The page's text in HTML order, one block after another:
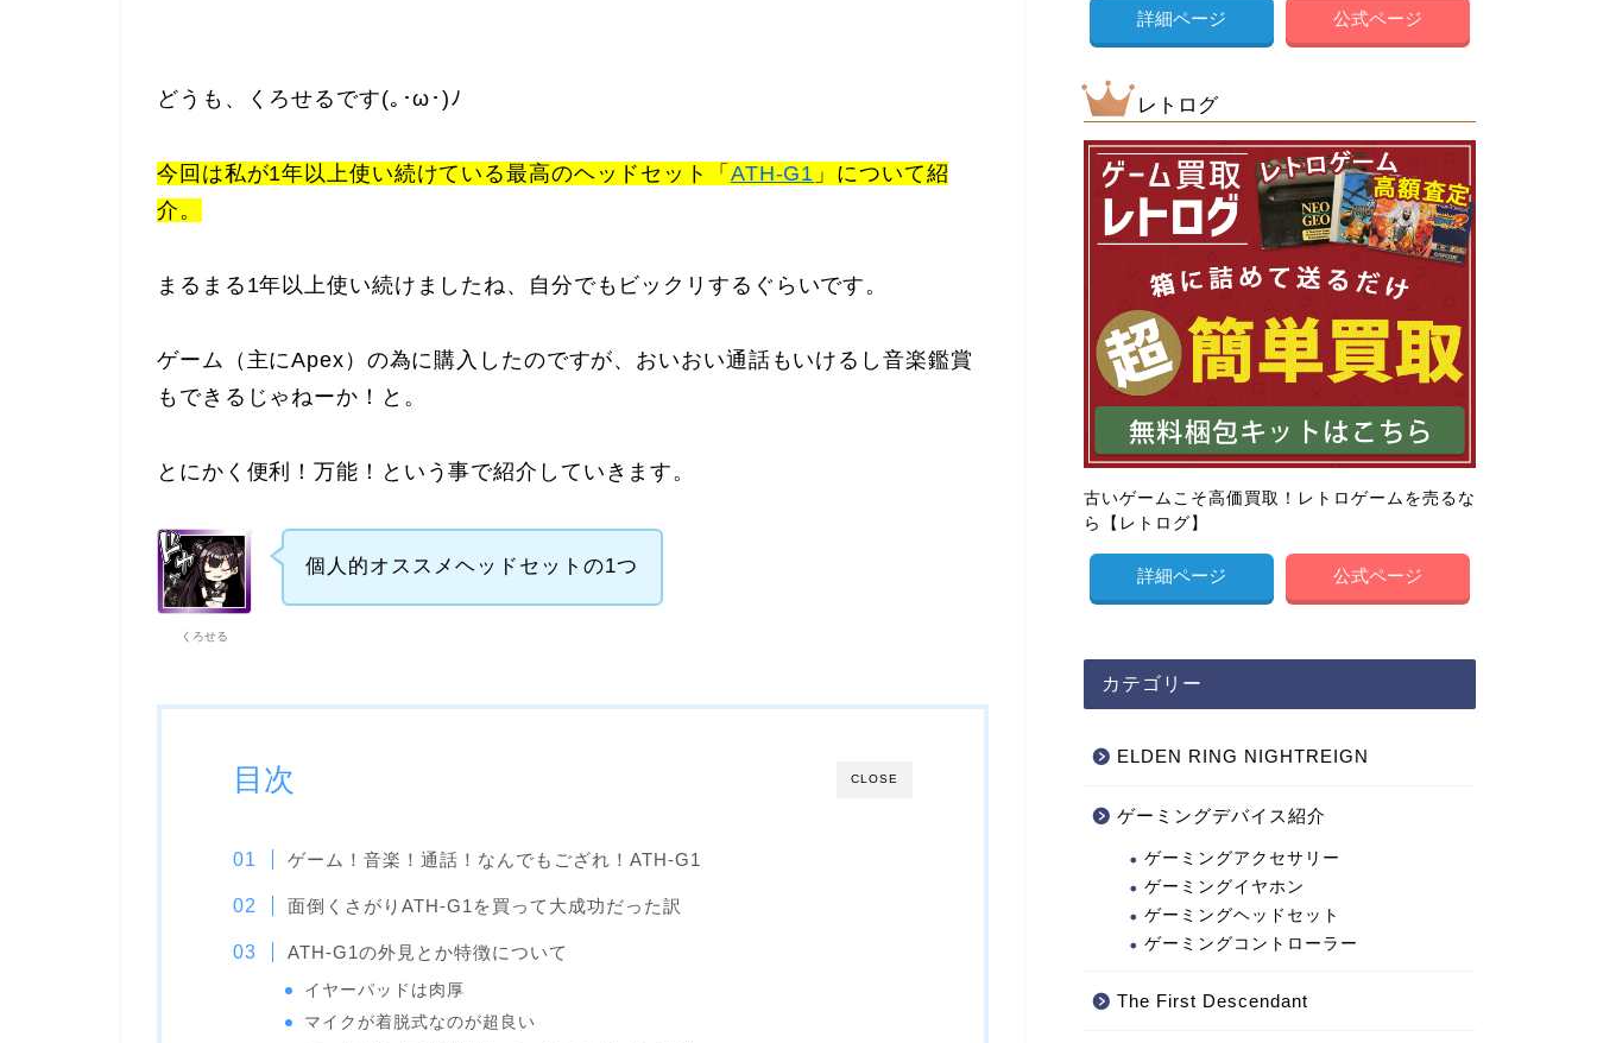
どうも、くろせるです(｡･ω･)ﾉ
今回は私が1年以上使い続けている最高のヘッドセット「 ATH-G1 」について紹
介。
まるまる1年以上使い続けましたね、自分でもビックリするぐらいです。
ゲーム（主にApex）の為に購入したのですが、 おいおい通話もいけるし音楽鑑賞
もできるじゃねーか！と。
とにかく便利！万能！という事で紹介していきます。
くろせる
個人的オススメヘッドセットの1つ
CLOSE
目次
ゲーム！音楽！通話！なんでもござれ！ATH-G1
面倒くさがりATH-G1を買って大成功だった訳
ATH-G1の外見とか特徴について
イヤーパッドは肉厚
マイクが着脱式なのが超良い
詳細ページ 公式ページ
レトログ
古いゲームこそ高価買取！レトロゲームを売るな
ら【レトログ】
詳細ページ 公式ページ
カテゴリー
ELDEN RING NIGHTREIGN
ゲーミングデバイス紹介
ゲーミングアクセサリー
ゲーミングイヤホン
ゲーミングヘッドセット
ゲーミングコントローラー
The First Descendant